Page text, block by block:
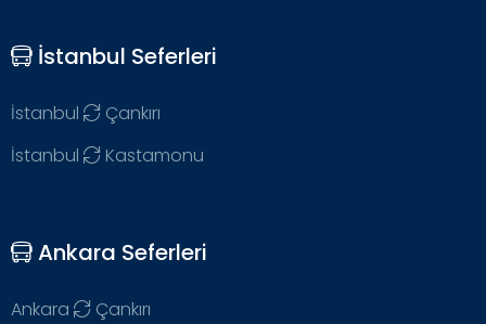
İstanbul Seferleri
İstanbul
Çankırı
İstanbul
Kastamonu
Ankara Seferleri
Ankara Çankırı